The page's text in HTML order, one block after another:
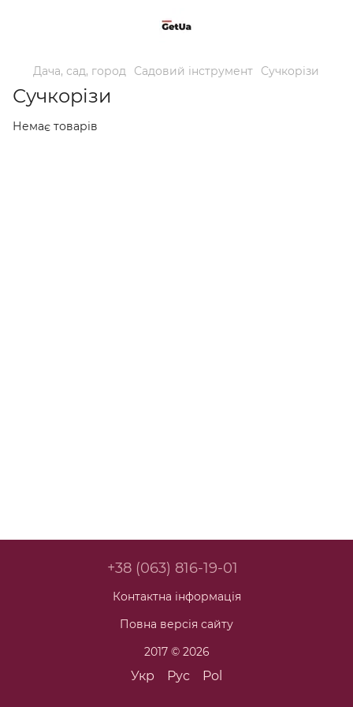
Дача, сад, город Садовий інструмент Сучкорізи
Сучкорізи
Немає товарів
+38 (063) 816-19-01
Контактна інформація
Повна версія сайту
2017 © 2026
Укр Рус Pol